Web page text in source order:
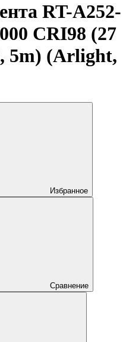
RT-A252-
CRI98 (27
5m) (Arlight,
Избранное
Сравнение